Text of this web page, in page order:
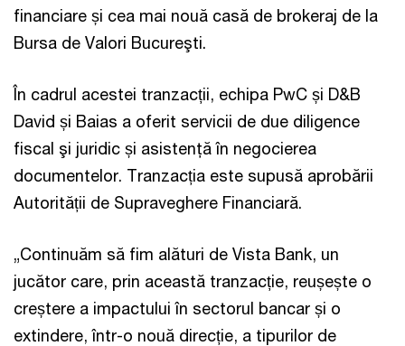
financiare și cea mai nouă casă de brokeraj de la
Bursa de Valori Bucureşti.
În cadrul acestei tranzacții, echipa PwC și D&B
David și Baias a oferit servicii de due diligence
fiscal şi juridic și asistenţă în negocierea
documentelor. Tranzacția este supusă aprobării
Autorității de Supraveghere Financiară.
„Continuăm să fim alături de Vista Bank, un
jucător care, prin această tranzacție, reușește o
creștere a impactului în sectorul bancar și o
extindere, într-o nouă direcție, a tipurilor de